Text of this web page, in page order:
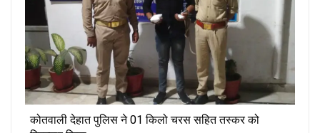
कोतवाली देहात पुलिस ने 01 किलो चरस सहित तस्कर को